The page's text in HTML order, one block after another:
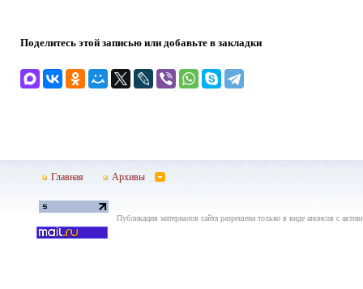
Поделитесь этой записью или добавьте в закладки
Главная Архивы
Публикация материалов сайта разрешена только в виде анонсов с